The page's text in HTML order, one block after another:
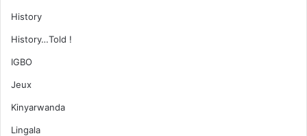
History
History…Told !
IGBO
Jeux
Kinyarwanda
Lingala